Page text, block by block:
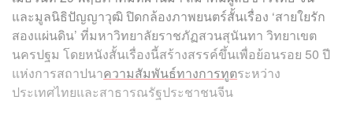
และมูลนิธิปัญญาวุฒิ ปิดกล้องภาพยนตร์สั้นเรื่อง ‘สายใยรัก
สองแผ่นดิน’ ที่มหาวิทยาลัยราชภัฏสวนสุนันทา วิทยาเขต
นครปฐม โดยหนังสั้นเรื่องนี้สร้างสรรค์ขึ้นเพื่อย้อนรอย 50 ปี
แห่งการสถาปนาความสัมพันธ์ทางการทูตระหว่าง
ประเทศไทยและสาธารณรัฐประชาชนจีน